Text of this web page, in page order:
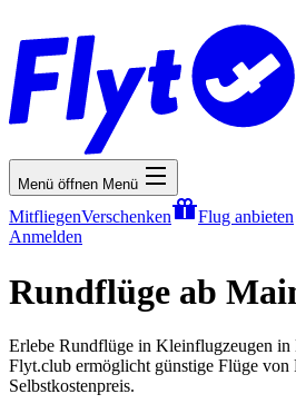
Menü öffnen Menü
MitfliegenVerschenken
Flug anbieten
Anmelden
Rundflüge ab
Erlebe Rundflüge in Kleinflugzeugen
Flyt.club ermöglicht günstige Flüge von
Selbstkostenpreis.